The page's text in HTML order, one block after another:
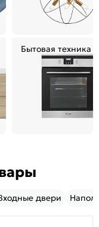
Бытовая техника
двери